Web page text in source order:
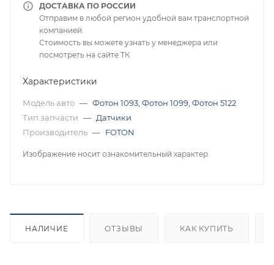
ДОСТАВКА ПО РОССИИ
Отправим в любой регион удобной вам транспортной
компанией.
Стоимость вы можете узнать у менеджера или
посмотреть на сайте ТК
Характеристики
Модель авто — Фотон 1093 Фотон 1099 Фотон 5122
Тип запчасти — Датчики
Производитель — FOTON
Изображение носит ознакомительный характер
НАЛИЧИЕ ОТЗЫВЫ КАК КУПИТЬ